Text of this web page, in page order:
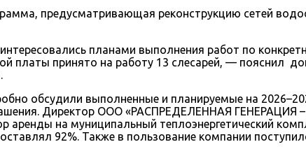
предусматривающая реконструкцию сетей
планами выполнения работ по
платы принято на работу 13 слесарей, — пояснил
обсудили выполненные и планируемые на
Директор ООО «РАСПРЕДЕЛЕННАЯ
аренды на муниципальный теплоэнергетический
92%. Также в пользование компании